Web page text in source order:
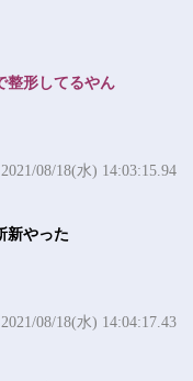
整形してるやん
2021/08/18(水) 14:03:15.94
新やった
2021/08/18(水) 14:04:17.43